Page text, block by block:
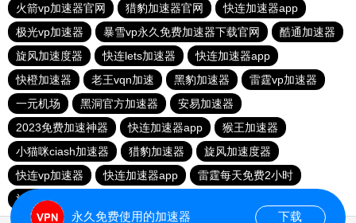
火箭vp加速器官网
猎豹加速器官网
快连加速器app
极光vp加速器
暴雪vp永久免费加速器下载官网
酷通加速器
旋风加速度器
快连lets加速器
快连加速器app
快橙加速器
老王vqn加速 黑豹加速器
雷霆vp加速器
一元机场
黑洞官方加速器
安易加速器
2023免费加速神器
快连加速器app
猴王加速器
小猫咪ciash加速器
猎豹加速器
旋风加速度器
快连vp加速器
快连加速器app
雷霆每天免费2小时
旋风加速度器
永久免费使用的加速器 下载